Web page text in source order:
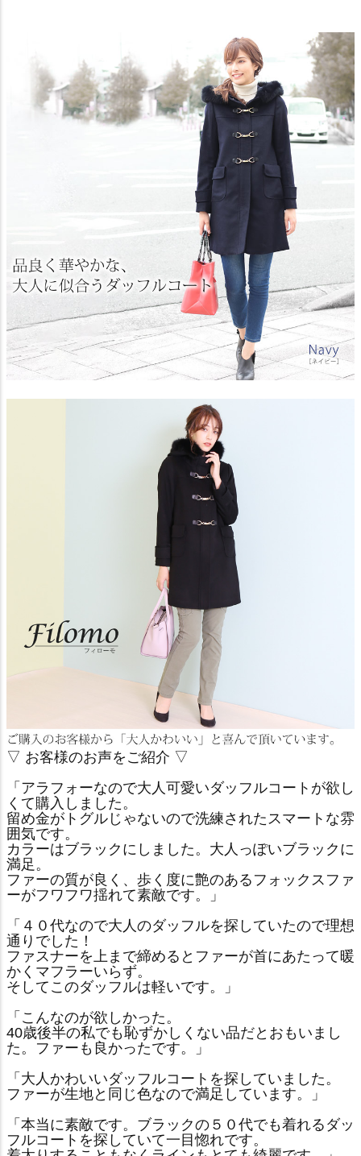
▽ お客様のお声をご紹介 ▽
「アラフォーなので大人可愛いダッフルコートが欲し
くて購入しました。
留め金がトグルじゃないので洗練されたスマートな雰
囲気です。
カラーはブラックにしました。大人っぽいブラックに
満足。
ファーの質が良く、歩く度に艶のあるフォックスファ
ーがフワフワ揺れて素敵です。」
「４０代なので大人のダッフルを探していたので理想
通りでした！
ファスナーを上まで締めるとファーが首にあたって暖
かくマフラーいらず。
そしてこのダッフルは軽いです。」
「こんなのが欲しかった。
40歳後半の私でも恥ずかしくない品だとおもいまし
た。ファーも良かったです。」
「大人かわいいダッフルコートを探していました。
ファーが生地と同じ色なので満足しています。」
「本当に素敵です。ブラックの５０代でも着れるダッ
フルコートを探していて一目惚れです。